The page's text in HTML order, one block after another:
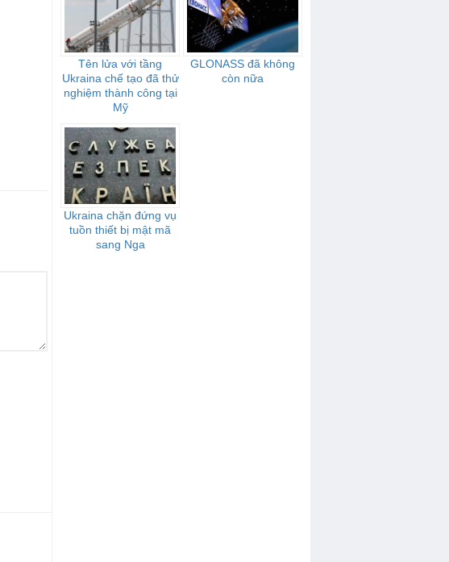
Tên lửa với tầng
Ukraina chế tạo đã thử
nghiệm thành công tại
Mỹ
GLONASS đã không
còn nữa
Ukraina chặn đứng vụ
tuồn thiết bị mật mã
sang Nga